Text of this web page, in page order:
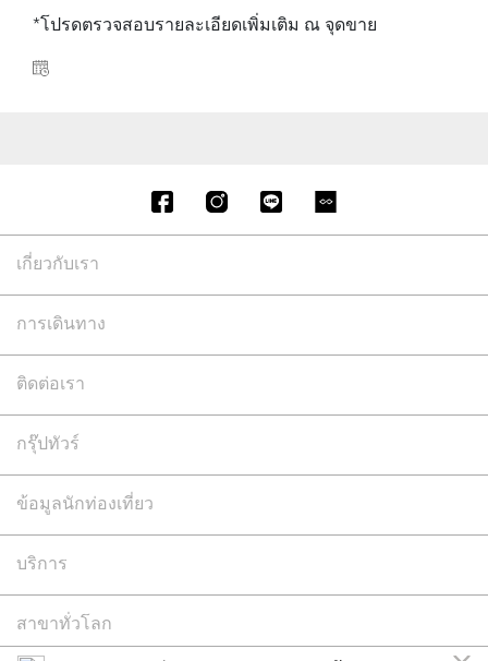
*โปรดตรวจสอบรายละเอียดเพิ่มเติม ณ จุดขาย
เกี่ยวกับเรา
การเดินทาง
ติดต่อเรา
กรุ๊ปทัวร์
ข้อมูลนักท่องเที่ยว
บริการ
สาขาทั่วโลก